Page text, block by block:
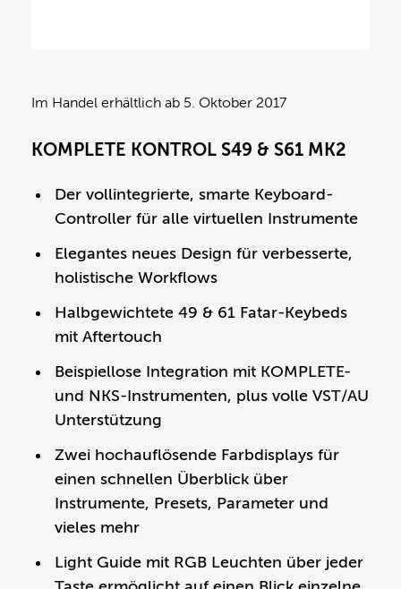
Im Handel erhältlich ab 5. Oktober 2017
KOMPLETE KONTROL S49 & S61 MK2
Der vollintegrierte, smarte Keyboard-
Controller für alle virtuellen Instrumente
Elegantes neues Design für verbesserte,
holistische Workflows
Halbgewichtete 49 & 61 Fatar-Keybeds
mit Aftertouch
Beispiellose Integration mit KOMPLETE-
und NKS-Instrumenten, plus volle VST/AU
Unterstützung
Zwei hochauflösende Farbdisplays für
einen schnellen Überblick über
Instrumente, Presets, Parameter und
vieles mehr
Light Guide mit RGB Leuchten über jeder